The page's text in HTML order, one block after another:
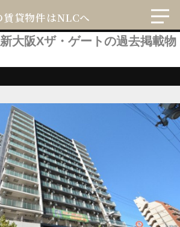
賃貸物件はNLCへ
大阪Xザ・ゲートの過去掲載物